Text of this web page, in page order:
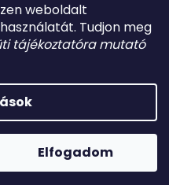
weboldalt
Tudjon meg
tájékoztatóra mutató
Elfogadom
csomagautomatákba
érzékeny
optimális állapotban
. Minden jog fenntartva.